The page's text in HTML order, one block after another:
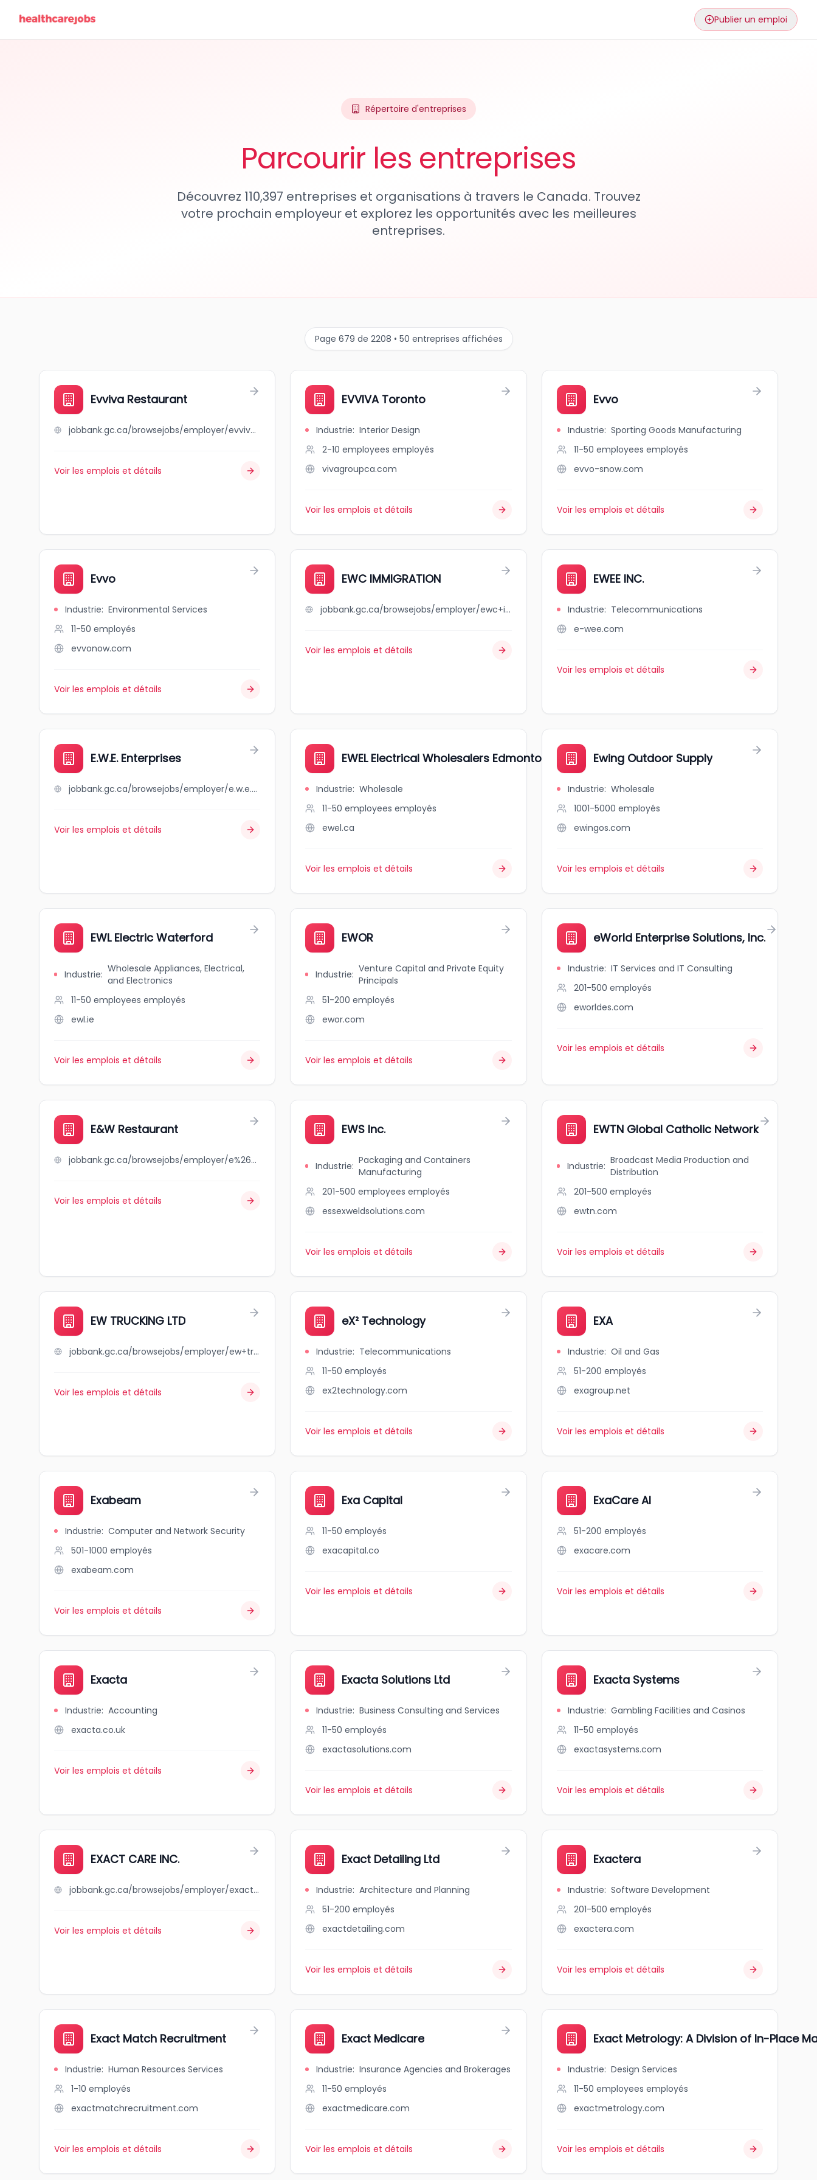
Publier un emploi
Répertoire d'entreprises
Parcourir les entreprises
Découvrez 110,397 entreprises et organisations à travers le Canada. Trouvez
votre prochain employeur et explorez les opportunités avec les meilleures
entreprises.
Page 679 de 2208 • 50 entreprises affichées
Evviva Restaurant
jobbank.gc.ca/browsejobs/employer/evviva+restaurant/ca
Voir les emplois et détails
EVVIVA Toronto
Industrie: Interior Design
2-10 employees employés
vivagroupca.com
Voir les emplois et détails
Evvo
Industrie: Sporting Goods Manufacturing
11-50 employees employés
evvo-snow.com
Voir les emplois et détails
Evvo
Industrie: Environmental Services
11-50 employés
evvonow.com
Voir les emplois et détails
EWC IMMIGRATION
jobbank.gc.ca/browsejobs/employer/ewc+immigration/ca
Voir les emplois et détails
EWEE INC.
Industrie: Telecommunications
e-wee.com
Voir les emplois et détails
E.W.E. Enterprises
jobbank.gc.ca/browsejobs/employer/e.w.e.+enterprises/ca
Voir les emplois et détails
EWEL Electrical Wholesalers Edmonton
Industrie: Wholesale
11-50 employees employés
ewel.ca
Voir les emplois et détails
Ewing Outdoor Supply
Industrie: Wholesale
1001-5000 employés
ewingos.com
Voir les emplois et détails
EWL Electric Waterford
Industrie: Wholesale Appliances, Electrical,
and Electronics
11-50 employees employés
ewl.ie
Voir les emplois et détails
EWOR
Industrie: Venture Capital and Private Equity
Principals
51-200 employés
ewor.com
Voir les emplois et détails
eWorld Enterprise Solutions, Inc.
Industrie: IT Services and IT Consulting
201-500 employés
eworldes.com
Voir les emplois et détails
E&W Restaurant
jobbank.gc.ca/browsejobs/employer/e%26w+restaurant/ca
Voir les emplois et détails
EWS Inc.
Industrie: Packaging and Containers
Manufacturing
201-500 employees employés
essexweldsolutions.com
Voir les emplois et détails
EWTN Global Catholic Network
Industrie: Broadcast Media Production and
Distribution
201-500 employés
ewtn.com
Voir les emplois et détails
EW TRUCKING LTD
jobbank.gc.ca/browsejobs/employer/ew+trucking+ltd/ca
Voir les emplois et détails
eX² Technology
Industrie: Telecommunications
11-50 employés
ex2technology.com
Voir les emplois et détails
EXA
Industrie: Oil and Gas
51-200 employés
exagroup.net
Voir les emplois et détails
Exabeam
Industrie: Computer and Network Security
501-1000 employés
exabeam.com
Voir les emplois et détails
Exa Capital
11-50 employés
exacapital.co
Voir les emplois et détails
ExaCare AI
51-200 employés
exacare.com
Voir les emplois et détails
Exacta
Industrie: Accounting
exacta.co.uk
Voir les emplois et détails
Exacta Solutions Ltd
Industrie: Business Consulting and Services
11-50 employés
exactasolutions.com
Voir les emplois et détails
Exacta Systems
Industrie: Gambling Facilities and Casinos
11-50 employés
exactasystems.com
Voir les emplois et détails
EXACT CARE INC.
jobbank.gc.ca/browsejobs/employer/exact+care+inc./ca
Voir les emplois et détails
Exact Detailing Ltd
Industrie: Architecture and Planning
51-200 employés
exactdetailing.com
Voir les emplois et détails
Exactera
Industrie: Software Development
201-500 employés
exactera.com
Voir les emplois et détails
Exact Match Recruitment
Industrie: Human Resources Services
1-10 employés
exactmatchrecruitment.com
Voir les emplois et détails
Exact Medicare
Industrie: Insurance Agencies and Brokerages
11-50 employés
exactmedicare.com
Voir les emplois et détails
Exact Metrology: A Division of In-Place
Industrie: Design Services
11-50 employees employés
exactmetrology.com
Voir les emplois et détails